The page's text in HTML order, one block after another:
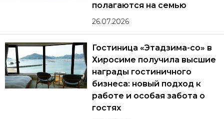
полагаются на семью
26.07.2026
Гостиница «Этадзима-со» в
Хиросиме получила высшие
награды гостиничного
бизнеса: новый подход к
работе и особая забота о
гостях